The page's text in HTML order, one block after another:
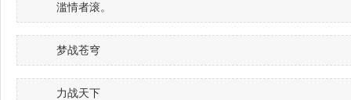
滥情者滚。
梦战苍穹
力战天下